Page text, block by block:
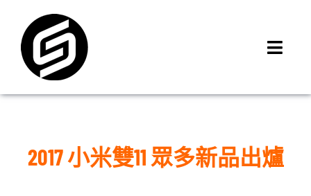
content
iPhone 回收價
2017 小米雙11 眾多新品出爐